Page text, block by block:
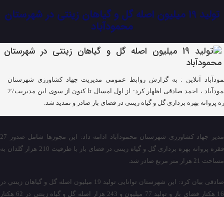
تولید 19 میلیون اصله گل و گياهان زينتي در شهرستان
محمودآباد
آنلاین : به گزارش روابط عمومي مدیریت جهاد كشاورزي شهرستان
محمودآباد ، احمد صادقی اظهار کرد: از اول امسال تا کنون از سوی این مدیریت27
پروانه بهره برداری گل و گیاه زینتی در فضای باز صادر و تمدید شد.
مدیر جهاد کشاورزی شهرستان محمودآباد ادامه داد: این مجوزها شامل صدور 27
فقره پروانه بهره برداری گل و گیاه زینتی در فضای باز با ظرفیت 210 هزار گلدان به
مساحت 21 هزار متر مربع صادر شد.
صادقی بیان کرد: این شهرستان توانایی تولید 19 میلیون اصله گل و گياهان زينتي در
16 هکتار فضای باز و تولید 77 میلیون و 243 هزار اصله گل و گیاه زینتی در 62 هکتار